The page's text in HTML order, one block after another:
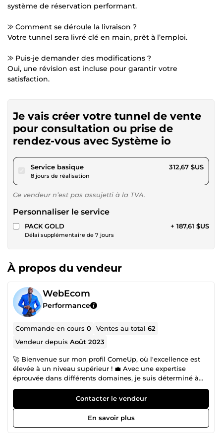
système de réservation performant.
⨠ Comment se déroule la livraison ?
Votre tunnel sera livré clé en main, prêt à l’emploi.
⨠ Puis-je demander des modifications ?
Oui, une révision est incluse pour garantir votre
satisfaction.
Je vais créer votre tunnel de vente
pour consultation ou prise de
rendez-vous avec Système io
Service basiquepour 288,18 $US
8 jours de réalisation
312,67 $US
Ce vendeur n’est pas assujetti à la TVA.
Personnaliser le service
PACK GOLD
Délai supplémentaire de 7 jours
+ 187,61 $US
À propos du vendeur
WebEcom
Performance
Commande en cours0 Ventes au total62
Vendeur depuisAoût 2023
🚀 Bienvenue sur mon profil ComeUp, où l'excellence est
élevée à un niveau supérieur ! 💼 Avec une expertise
éprouvée dans différents domaines, je suis déterminé à
vous aider à surpasser vos concurrents et à dominer votre
marché en ligne. Des boutiques en ligne élégantes et
convaincantes, des sites web réactifs et optimisés, des
stratégies de référencement intelligemment conçues et
des campagnes de réseaux sociaux percutantes - voilà les
Contacter le vendeur
En savoir plus